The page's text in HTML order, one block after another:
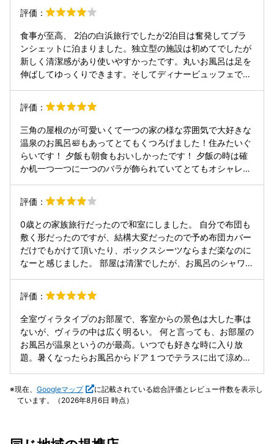
れもいたけど、席が少し離れていたからか騒がしい雰囲気は
なく、落ち着いてゆっくり食事を楽しめました。 夕食はビュ
ッフェ形式ですが、一般的なホテルビュッフェとはかなり違
います。 こちらの特徴は魚介に特化していること。 アワビ
やオマール海老などの高級食材も食べ放題とかなり贅沢な内
容。 お酒も飲み放題なので、お酒好きな方にも嬉しいポイン
ト。 今までいろいろなホテルビュッフェに行きましたが、質
いるビュッフェという感じ。 ステーキだけは食べ放題ではな
て注文するスタイルで、出来上がるとテーブルまで持ってき
てくれます。 この日は混み合っていたのか、提供まで約50
分ほどかかりました。 早めに注文しておくのがおすすめ。
ボリュームもしっかりあり、柔らかいフィレ肉でとても美
味。 スタッフの対応もとても丁寧で、話し方はまるでフレン
チレストランのスタッフのような上品さ。 最初から最後まで
イプ。 フロントから先は車の乗り入れができないため、お部
屋までは徒歩で移動。 一番遠い部屋でも1〜2分ほどなので
不便さは感じません。 客室のお風呂は温泉。 常に加温され
ているので、滞在中は好きなタイミングですぐ温泉に入れる
海鮮丼を作ることも〇 朝から新鮮な海鮮を楽しめるのは、白
浜ならではの贅沢！
評価：
食事が至高、 2泊の白浜旅行でしたが2泊目は奮発してブラ
ンシェットに泊まりました。独立型の施設は初めてでしたが
新しく清潔感があり使いやすかったです。丸いお風呂は足を
伸ばしてゆっくりできます。そしてディナービュッフェです
すぎます。寿司も刺し身もたくさんいただきました。そして
放題ではないですがステーキはまたうますぎ。極めつけはア
ルコールも飲み放題なので少しいただきすぎました。朝食は
ビール飲みながらまた海鮮丼。天国でした。海から離れて少
し南紀白浜らしさはないですが最高の宿泊となりました。あ
とスタッフの方々は礼儀正しくマナーが行き届いてました。
評価：
三角の屋根のが可愛いくて一つの家の様な雰囲気で大好きな
温泉のお風呂🛀もあってとてもくつろげました！住みたいぐ
らいです！ 夕飯も朝食もおいしかったです！ 夕飯の時は確
か机一つ一つに一つのバラが飾られていてとてもオシャレで
が美味しくて何回もたべました！また是非食べたいです！今
まで食べた中で一番美味しかったです♪ 朝食は大好きなスク
ランブルエッグがありとても美味しくてうれしかったですこ
の度はありがとうございました！
評価：
0歳との家族旅行だったので和室にしました。 自分で布団も
敷く形だったのですが、結構大変だったので予め布団カバー
だけでもかけて頂いたり、ボックスシーツならまだ楽なのに
なーと感じました。 部屋は清潔でしたが、お風呂のシャワー
なものはなかったため、温泉成分ではなくカビだと思いま
す。 温度調節も自由に出来るのは0歳連れだったのでとても
助かりました。 食事も朝夕ともにとても美味しかったです。
スタッフの対応もとても丁寧でした。 ただ大浴場なども無い
ため、食事以外は部屋で過ごすかしか無いです。 ウェルカム
ドリンクのサービスや、夜鳴きそば的なもの、お菓子とかお
土産が買える売店など、何かしら楽しめる事は欲しいなと感
で、、、。 部屋にある飲み物もドリップコーヒーと煎茶、い
ろはすの水だけだったので、値段の割にはしょぼいなーと感
評価：
全室ヴィラタイプのお部屋で、客室からの景色は大した事は
ないが、ヴィラの中は広く明るい。 何と言っても、お部屋の
お風呂が温泉というのが最高。いつでも好きな時に入り放
題。暑くなったらお風呂からドア１つでテラスに出て涼めま
呂・テラスまで裸で過ごせちゃうんじゃないかって感じで
す。 また、食事がめちゃくちゃ美味しかったです。また機会
現在、 Googleマップ
に記載されている総合評価とレビュー件数を表示し
ています。（2026年8月6日 時点）